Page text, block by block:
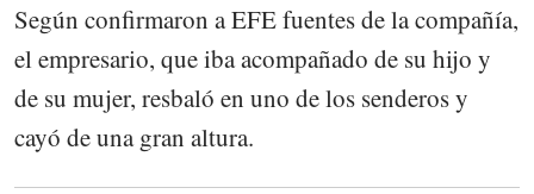
Según confirmaron a EFE fuentes de la compañía,
el empresario, que iba acompañado de su hijo y
de su mujer, resbaló en uno de los senderos y
cayó de una gran altura.